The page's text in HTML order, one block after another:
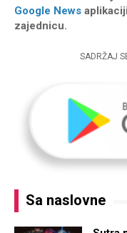
Google News
zajednicu.
SADRŽAJ
Sa naslovne